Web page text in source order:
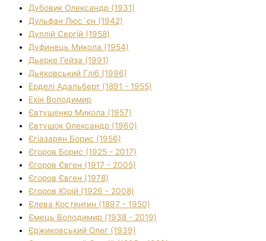
Дубовик Олександр (1931)
Дульфан Люс`єн (1942)
Дуплій Сергій (1958)
Дуфинець Микола (1954)
Дьерке Гейза (1991)
Дьяковський Гліб (1996)
Ерделі Адальберт (1891 - 1955)
Ехін Володимир
Євтушенко Микола (1957)
Євтушок Олександр (1960)
Єгіазарян Борис (1956)
Єгоров Борис (1925 - 2017)
Єгоров Євген (1917 - 2005)
Єгоров Євген (1978)
Єгоров Юрій (1926 - 2008)
Єлева Костянтин (1897 - 1950)
Ємець Володимир (1938 - 2019)
Єржиковський Олег (1939)